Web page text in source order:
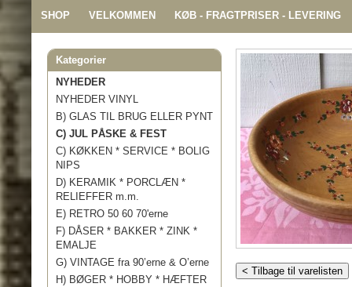
SHOP VELKOMMEN KØB - FRAGTPRISER - LEVERING
Kategorier
NYHEDER
NYHEDER VINYL
B) GLAS TIL BRUG ELLER PYNT
C) JUL PÅSKE & FEST
C) KØKKEN * SERVICE * BOLIG
NIPS
D) KERAMIK * PORCLÆN *
RELIEFFER m.m.
E) RETRO 50 60 70'erne
F) DÅSER * BAKKER * ZINK *
EMALJE
G) VINTAGE fra 90’erne & O’erne
H) BØGER * HOBBY * HÆFTER
< Tilbage til varelisten